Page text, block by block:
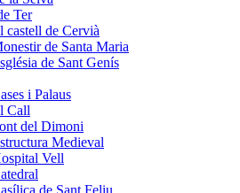
Ter
castell de Cervià
de Santa Maria
de Sant Genís
i Palaus
Call
del Dimoni
Medieval
Vell
de Sant Feliu